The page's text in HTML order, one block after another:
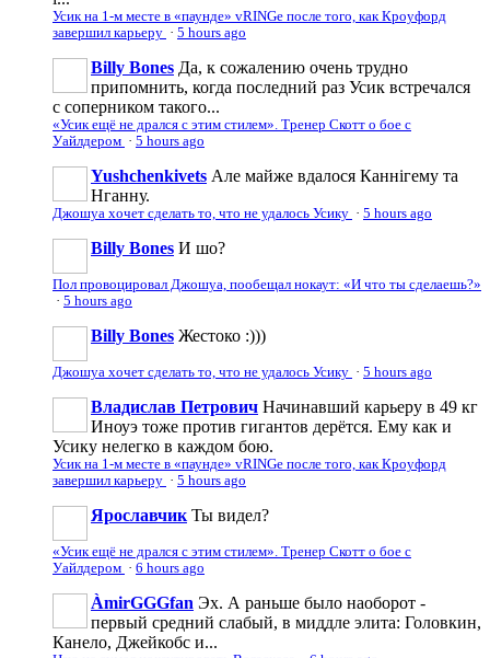
Усик на 1-м месте в «паунде» vRINGe после того, как Кроуфорд
завершил карьеру · 5 hours ago
Billy Bones Да, к сожалению очень трудно
припомнить, когда последний раз Усик встречался
с соперником такого...
«Усик ещё не дрался с этим стилем». Тренер Скотт о бое с
Уайлдером · 5 hours ago
Yushchenkivets Але майже вдалося Каннігему та
Нганну.
Джошуа хочет сделать то, что не удалось Усику · 5 hours ago
Billy Bones И шо?
Пол провоцировал Джошуа, пообещал нокаут: «И что ты сделаешь?»
· 5 hours ago
Billy Bones Жестоко :)))
Джошуа хочет сделать то, что не удалось Усику · 5 hours ago
Владислав Петрович Начинавший карьеру в 49 кг
Иноуэ тоже против гигантов дерётся. Ему как и
Усику нелегко в каждом бою.
Усик на 1-м месте в «паунде» vRINGe после того, как Кроуфорд
завершил карьеру · 5 hours ago
Ярославчик Ты видел?
«Усик ещё не дрался с этим стилем». Тренер Скотт о бое с
Уайлдером · 6 hours ago
ÀmirGGGfan Эх. А раньше было наоборот -
первый средний слабый, в миддле элита: Головкин,
Канело, Джейкобс и...